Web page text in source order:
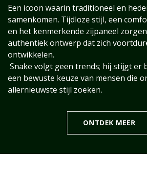
Een icoon waarin traditioneel en
samenkomen. Tijdloze stijl, een
en het kenmerkende zijpaneel
authentiek ontwerp dat zich
ontwikkelen.
Snake volgt geen trends; hij stijgt er
een bewuste keuze van mensen die
allernieuwste stijl zoeken.
ONTDEK MEER